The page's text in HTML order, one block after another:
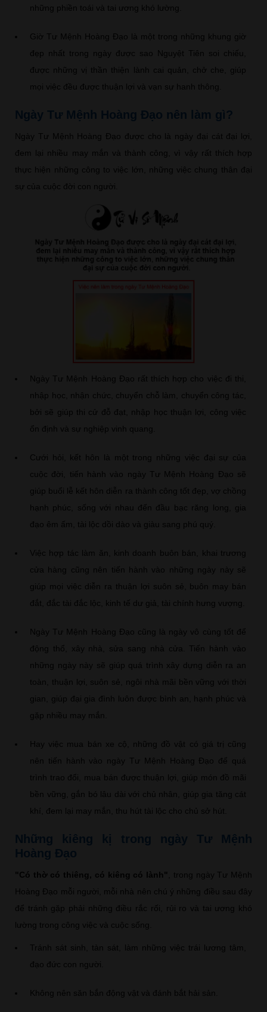
những phiền toái và tai ương khó lường.
Giờ Tư Mệnh Hoàng Đạo là một trong những khung giờ
đẹp nhất trong ngày được sao Nguyệt Tiên soi chiếu,
được những vị thần thiện lành cai quản, chở che, giúp
mọi việc đều được thuận lợi và vạn sự hanh thông.
Ngày Tư Mệnh Hoàng Đạo nên làm gì?
Ngày Tư Mệnh Hoàng Đạo được cho là ngày đại cát đại lợi,
đem lại nhiều may mắn và thành công, vì vậy rất thích hợp
thực hiện những công to việc lớn, những việc chung thân đại
sự của cuộc đời con người.
Ngày Tư Mệnh Hoàng Đạo rất thích hợp cho việc đi thi,
nhập học, nhận chức, chuyển chỗ làm, chuyển công tác,
bởi sẽ giúp thi cử đỗ đạt, nhập học thuận lợi, công việc
ổn định và sự nghiệp vinh quang.
Cưới hỏi, kết hôn là một trong những việc đại sự của
cuộc đời, tiến hành vào ngày Tư Mệnh Hoàng Đạo sẽ
giúp buổi lễ kết hôn diễn ra thành công tốt đẹp, vợ chồng
hạnh phúc, sống với nhau đến đầu bạc răng long, gia
đạo êm ấm, tài lộc dồi dào và giàu sang phú quý.
Việc hợp tác làm ăn, kinh doanh buôn bán, khai trương
cửa hàng cũng nên tiến hành vào những ngày này sẽ
giúp mọi việc diễn ra thuận lợi suôn sẻ, buôn may bán
đắt, đắc tài đắc lộc, kinh tế dư giả, tài chính hưng vượng.
Ngày Tư Mệnh Hoàng Đạo cũng là ngày vô cùng tốt để
động thổ, xây nhà, sửa sang nhà cửa. Tiến hành vào
những ngày này sẽ giúp quá trình xây dựng diễn ra an
toàn, thuận lợi, suôn sẻ, ngôi nhà mãi bền vững với thời
gian, giúp đại gia đình luôn được bình an, hạnh phúc và
gặp nhiều may mắn.
Hay việc mua bán xe cộ, những đồ vật có giá trị cũng
nên tiến hành vào ngày Tư Mệnh Hoàng Đạo để quá
trình trao đổi, mua bán được thuận lợi, giúp món đồ mãi
bền vững, gắn bó lâu dài với chủ nhân, giúp gia tăng cát
khí, đem lại may mắn, thu hút tài lộc cho chủ sở hút.
Những kiêng kị trong ngày Tư Mệnh
Hoàng Đạo
"Có thờ có thiêng, có kiêng có lành"
, trong ngày Tư Mệnh
Hoàng Đạo mỗi người, mỗi nhà nên chú ý những điều sau đây
để tránh gặp phải những điều rắc rối, rủi ro và tai ương khó
lường trong công việc và cuộc sống.
Tránh sát sinh, tàn sát, làm những việc trái lương tâm,
đạo đức con người.
Không nên săn bắn động vật và đánh bắt hải sản.